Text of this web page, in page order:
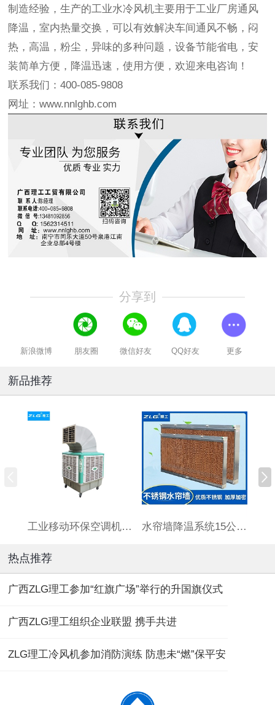
制造经验，生产的工业水冷风机主要用于工业厂房通风
降温，室内热量交换，可以有效解决车间通风不畅，闷
热，高温，粉尘，异味的多种问题，设备节能省电，安
装简单方便，降温迅速，使用方便，欢迎来电咨询！
联系我们：400-085-9808
网址：www.nnlghb.com
分享到
新浪微博 朋友圈 微信好友 QQ好友 更多
新品推荐
工业移动环保空调机HBCS180连体水箱 水帘墙降温系统15公分厚标准7090订制湿帘墙养殖场大棚铝合金
热点推荐
广西ZLG理工参加“红旗广场”举行的升国旗仪式
广西ZLG理工组织企业联盟 携手共进
ZLG理工冷风机参加消防演练 防患未“燃”保平安